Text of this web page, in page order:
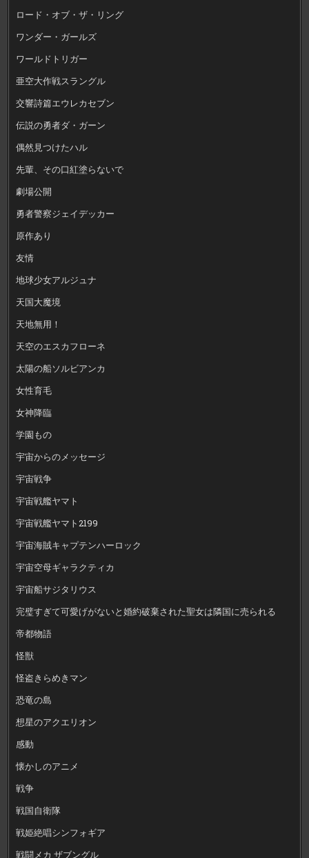
ロード・オブ・ザ・リング
ワンダー・ガールズ
ワールドトリガー
亜空大作戦スラングル
交響詩篇エウレカセブン
伝説の勇者ダ・ガーン
偶然見つけたハル
先輩、その口紅塗らないで
劇場公開
勇者警察ジェイデッカー
原作あり
友情
地球少女アルジュナ
天国大魔境
天地無用！
天空のエスカフローネ
太陽の船ソルビアンカ
女性育毛
女神降臨
学園もの
宇宙からのメッセージ
宇宙戦争
宇宙戦艦ヤマト
宇宙戦艦ヤマト2199
宇宙海賊キャプテンハーロック
宇宙空母ギャラクティカ
宇宙船サジタリウス
完璧すぎて可愛げがないと婚約破棄された聖女は隣国に売られる
帝都物語
怪獣
怪盗きらめきマン
恐竜の島
想星のアクエリオン
感動
懐かしのアニメ
戦争
戦国自衛隊
戦姫絶唱シンフォギア
戦闘メカ ザブングル